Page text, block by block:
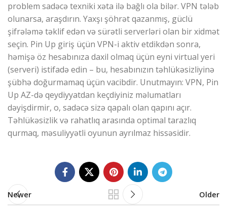
problem sadəcə texniki xəta ilə bağlı ola bilər. VPN tələb
olunarsa, araşdırın. Yaxşı şöhrət qazanmış, güclü
şifrələmə təklif edən və sürətli serverləri olan bir xidmət
seçin. Pin Up giriş üçün VPN-i aktiv etdikdən sonra,
həmişə öz hesabınıza daxil olmaq üçün eyni virtual yeri
(serveri) istifadə edin – bu, hesabınızın təhlükəsizliyinə
şübhə doğurmamaq üçün vacibdir. Unutmayın: VPN, Pin
Up AZ-də qeydiyyatdan keçdiyiniz məlumatları
dəyişdirmir, o, sadəcə sizə qapalı olan qapını açır.
Təhlükəsizlik və rahatlıq arasında optimal tarazlıq
qurmaq, məsuliyyətli oyunun ayrılmaz hissəsidir.
Newer Older